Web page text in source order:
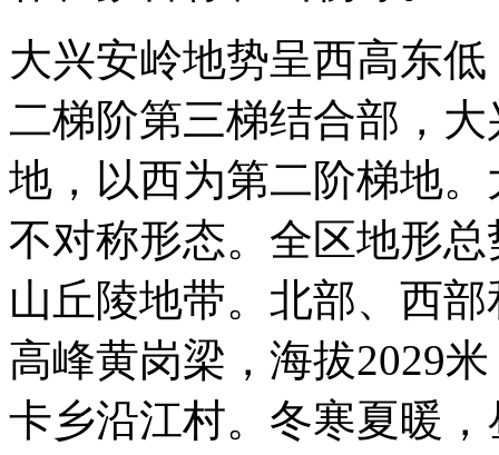
大兴安岭地势呈西高东
二梯阶第三梯结合部，
地，以西为第二阶梯地
不对称形态。全区地形
山丘陵地带。北部、西
高峰黄岗梁，海拔2029
卡乡沿江村。冬寒夏暖